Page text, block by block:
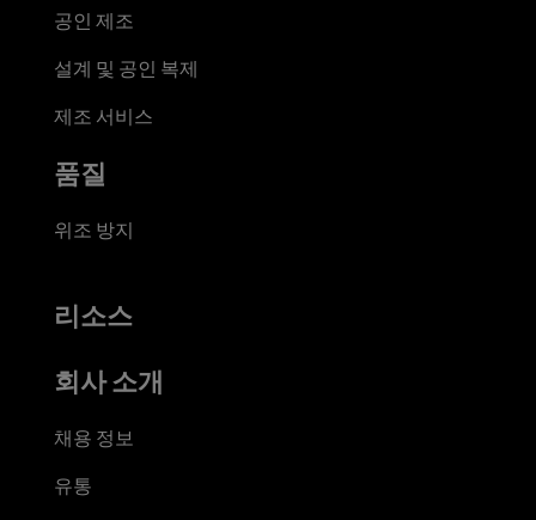
공인 제조
설계 및 공인 복제
제조 서비스
품질
위조 방지
리소스
회사 소개
채용 정보
유통